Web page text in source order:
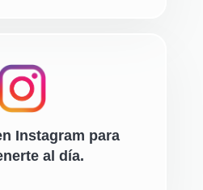
Instagram para
al día.